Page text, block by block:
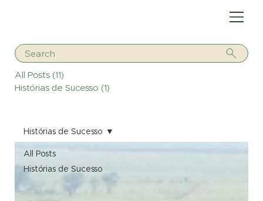
All Posts
Histórias de Sucesso
Histórias de Sucesso
Search
All Posts (11)
Histórias de Sucesso (1)